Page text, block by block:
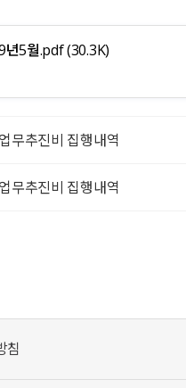
년5월.pdf(30.3K)
무추진비 집행내역
무추진비 집행내역
침